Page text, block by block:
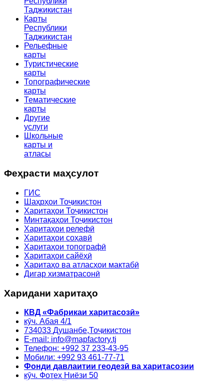
Таджикистан
Карты
Республики
Таджикистан
Рельефные
карты
Туристические
карты
Топографические
карты
Тематические
карты
Другие
услуги
Школьные
карты и
атласы
Феҳрасти маҳсулот
ГИС
Шаҳрҳои Тоҷикистон
Харитаҳои Тоҷикистон
Минтақаҳои Тоҷикистон
Харитаҳои релефӣ
Харитаҳои соҳавӣ
Харитаҳои топографӣ
Харитаҳои сайёҳӣ
Харитаҳо ва атласҳои мактабӣ
Дигар хизматрасонӣ
Харидани харитаҳо
КВД «Фабрикаи харитасозӣ»
кӯч. Абая 4/1
734033 Душанбе,Тоҷикистон
E-mail: info@mapfactory.tj
Телефон: +992 37 233-43-95
Мобили: +992 93 461-77-71
Фонди давлаитии геодезӣ ва харитасозии
кӯч. Фотех Ниёзи 50